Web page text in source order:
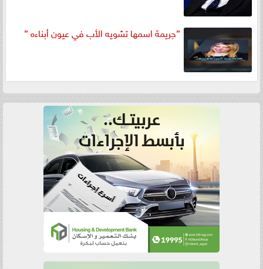
”جريمة اسمها تشويه الأب في عيون أبناءه ”